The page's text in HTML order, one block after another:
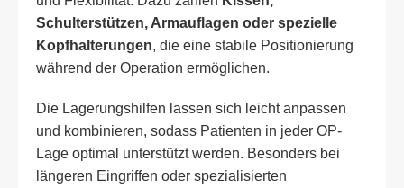
Schulterstützen, Armauflagen oder spezielle
Kopfhalterungen, die eine stabile Positionierung
während der Operation ermöglichen.
Die Lagerungshilfen lassen sich leicht anpassen
und kombinieren, sodass Patienten in jeder OP-
Lage optimal unterstützt werden. Besonders bei
längeren Eingriffen oder spezialisierten